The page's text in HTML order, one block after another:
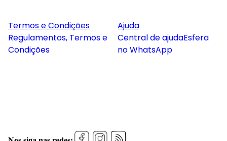
Termos e Condições
Regulamentos, Termos e
Condições
Ajuda
Central de ajudaEsfera
no WhatsApp